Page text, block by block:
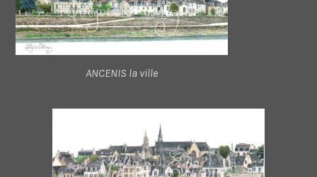
ANCENIS la ville